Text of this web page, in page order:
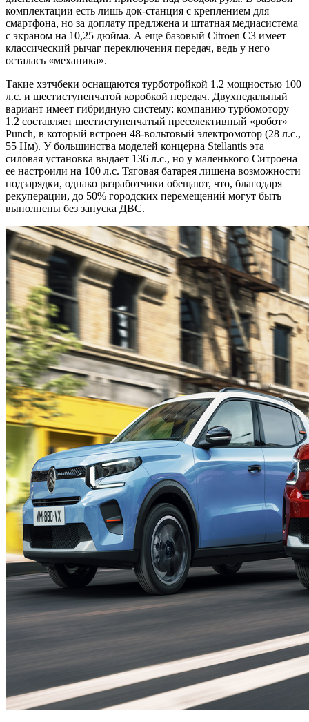
комплектации есть лишь док-станция с креплением для
смартфона, но за доплату предлжена и штатная медиасистема
с экраном на 10,25 дюйма. А еще базовый Citroen C3 имеет
классический рычаг переключения передач, ведь у него
осталась «механика».
Такие хэтчбеки оснащаются турботройкой 1.2 мощностью 100
л.с. и шестиступенчатой коробкой передач. Двухпедальный
вариант имеет гибридную систему: компанию турбомотору
1.2 составляет шестиступенчатый преселективный «робот»
Punch, в который встроен 48-вольтовый электромотор (28 л.с.,
55 Нм). У большинства моделей концерна Stellantis эта
силовая установка выдает 136 л.с., но у маленького Ситроена
ее настроили на 100 л.с. Тяговая батарея лишена возможности
подзарядки, однако разработчики обещают, что, благодаря
рекуперации, до 50% городских перемещений могут быть
выполнены без запуска ДВС.